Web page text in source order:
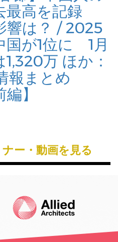
最高を記録
響は？ / 2025
国が1位に 1月
万 ほか：
報まとめ
】
ー・動画を見る